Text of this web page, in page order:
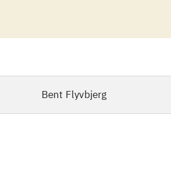
Bent Flyvbjerg